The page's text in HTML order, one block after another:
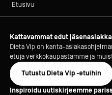
Etusivu
Kattavammat edut
Dieta Vip on kanta-
etuja verkkokaupastamme ja
Tutustu Dieta Vip -etuihin
Inspiroidu uutiskirjeemme